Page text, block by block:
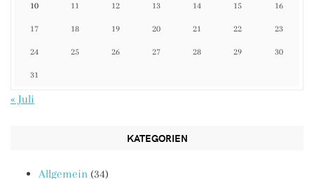
10 11 12 13 14 15 16
17 18 19 20 21 22 23
24 25 26 27 28 29 30
31
« Juli
KATEGORIEN
Allgemein (34)